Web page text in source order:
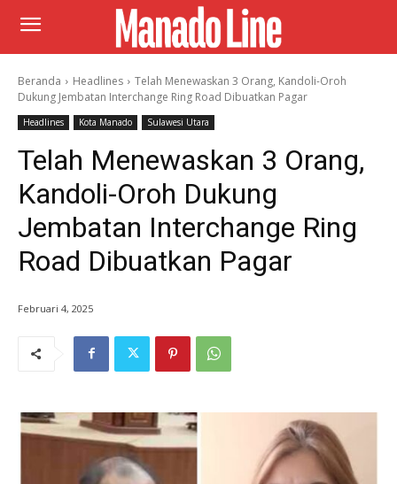
Beranda Headlines
Telah Menewaskan 3 Orang, Kandoli-Oroh
Dukung Jembatan Interchange Ring Road Dibuatkan Pagar
Headlines Kota Manado Sulawesi Utara
Telah Menewaskan 3 Orang,
Kandoli-Oroh Dukung
Jembatan Interchange Ring
Road Dibuatkan Pagar
Februari 4, 2025